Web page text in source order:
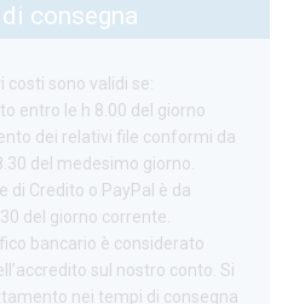
consegna
costi sono validi se:
entro le h 8.00 del giorno
dei relativi file conformi da
del medesimo giorno.
di Credito o PayPal è da
del giorno corrente.
bancario è considerato
sul nostro conto. Si
nei tempi di consegna